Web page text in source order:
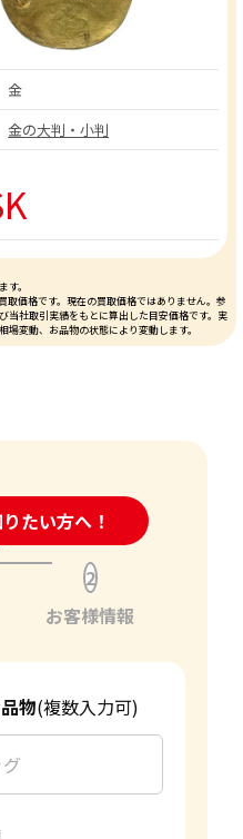
金
金の大判・小判
。
価格です。現在の買取価格ではありません。参
当社取引実績をもとに算出した目安価格です。実
変動、お品物の状態により変動します。
たい方へ！
わせフォーム
2
お客様情報
物(複数入力可)